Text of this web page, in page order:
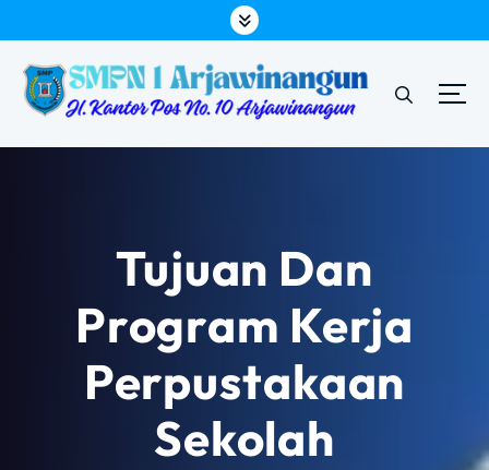
e
Tujuan Dan
Program Kerja
Perpustakaan
Sekolah